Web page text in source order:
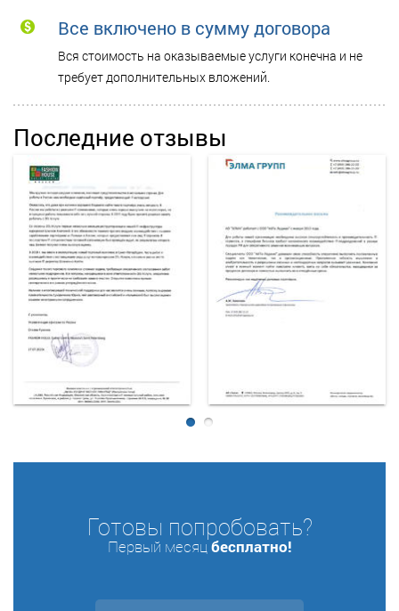
Все включено в сумму договора
Вся стоимость на оказываемые услуги конечна и не
требует дополнительных вложений.
Последние отзывы
Готовы попробовать?
Первый месяцбесплатно!